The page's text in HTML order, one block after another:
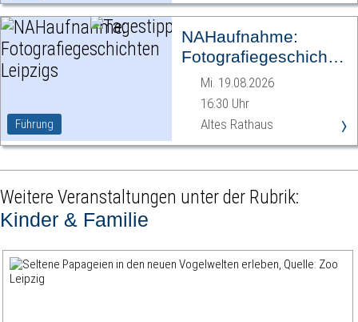
Führung
NAHaufnahme:
Fotografiegeschichten
Leipzigs
Mi. 19.08.2026
16:30 Uhr
Altes Rathaus
›
Weitere Veranstaltungen unter der Rubrik:
Kinder & Familie